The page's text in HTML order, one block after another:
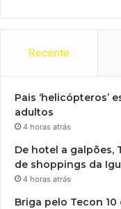
Recente
Pais ‘helicópteros’
adultos
4 horas atrás
De hotel a galpões,
de shoppings da
4 horas atrás
Briga pelo Tecon 10